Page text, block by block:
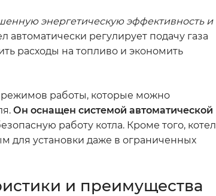
энергетическую эффективность и
автоматически регулирует подачу газа
расходы на топливо и экономить
режимов работы, которые можно
Он оснащен системой автоматической
работу котла. Кроме того, котел
для установки даже в ограниченных
и преимущества